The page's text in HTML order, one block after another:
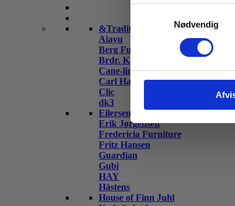
Nødvendig
&Tradition
Aiayu
Berg Furniture
Brdr. Krüger
Cane-line
Carl Hansen & Søn
Clic
dk3
Eilersen
Erik Jørgensen
Fredericia Furniture
Fritz Hansen
Guardian
Gubi
HAY
Hästens
House of Finn Juhl